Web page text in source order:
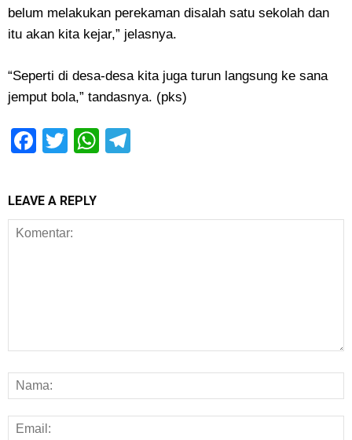
belum melakukan perekaman disalah satu sekolah dan
itu akan kita kejar,” jelasnya.
“Seperti di desa-desa kita juga turun langsung ke sana
jemput bola,” tandasnya. (pks)
Facebook
TwitterWhatsApp
LEAVE A REPLY